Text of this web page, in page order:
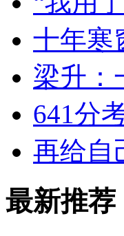
十年寒
梁升：
641分
再给
最新推荐